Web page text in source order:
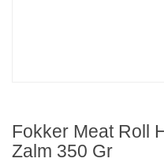
Fokker Meat Roll
Zalm 350 Gr